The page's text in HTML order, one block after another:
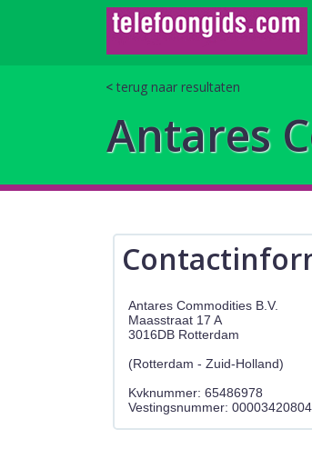
terug naar resultaten
Antares
Antares Commodities B.V.
Maasstraat 17 A
3016DB Rotterdam
(Rotterdam - Zuid-Holland)
Kvknummer: 65486978